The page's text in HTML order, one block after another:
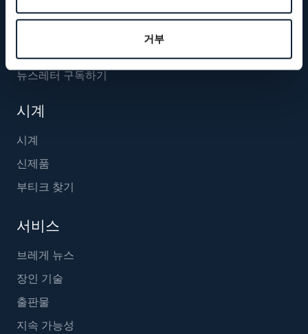
거부
브레게 팔로우하기
뉴스레터 구독하기
시계
시계
신제품
부티크 찾기
서비스
브레게 뉴스
장인 기술
출판물
지속 가능성